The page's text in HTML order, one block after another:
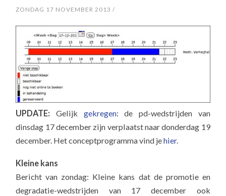
ZONDAG 17 NOVEMBER 2013 /
UPDATE: Gelijk gekregen: de pd-wedstrijden van
dinsdag 17 december zijn verplaatst naar donderdag 19
december. Het conceptprogramma vind jehier.
Kleine kans
Bericht van zondag: Kleine kans dat de promotie en
degradatie-wedstrijden van 17 december ook